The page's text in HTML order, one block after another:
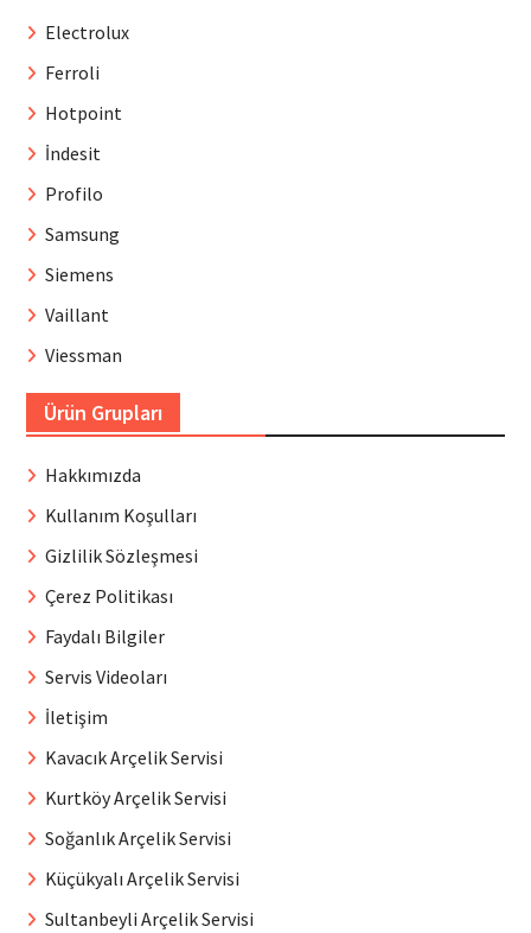
Electrolux
Ferroli
Hotpoint
İndesit
Profilo
Samsung
Siemens
Vaillant
Viessman
Ürün Grupları
Hakkımızda
Kullanım Koşulları
Gizlilik Sözleşmesi
Çerez Politikası
Faydalı Bilgiler
Servis Videoları
İletişim
Kavacık Arçelik Servisi
Kurtköy Arçelik Servisi
Soğanlık Arçelik Servisi
Küçükyalı Arçelik Servisi
Sultanbeyli Arçelik Servisi